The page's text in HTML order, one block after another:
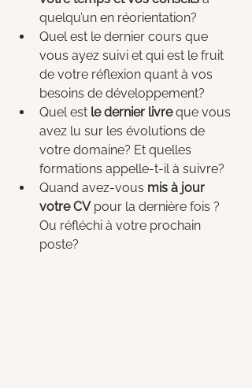
quelqu’un en réorientation?
Quel est le dernier cours que
vous ayez suivi et qui est le fruit
de votre réflexion quant à vos
besoins de développement?
Quel est le dernier livre que vous
avez lu sur les évolutions de
votre domaine? Et quelles
formations appelle-t-il à suivre?
Quand avez-vous mis à jour
votre CV pour la dernière fois ?
Ou réfléchi à votre prochain
poste?